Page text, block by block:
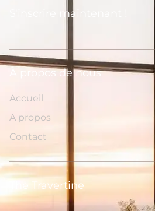
S'inscrire maintenant !
A propos de nous
Accueil
A propos
Contact
The Travertine